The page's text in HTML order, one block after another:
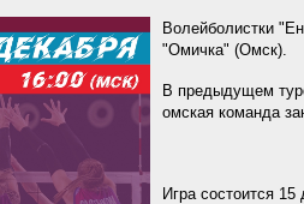
Волейболистки
"Омичка" (Омск).
В предыдущем
омская команда
Игра состоится 15